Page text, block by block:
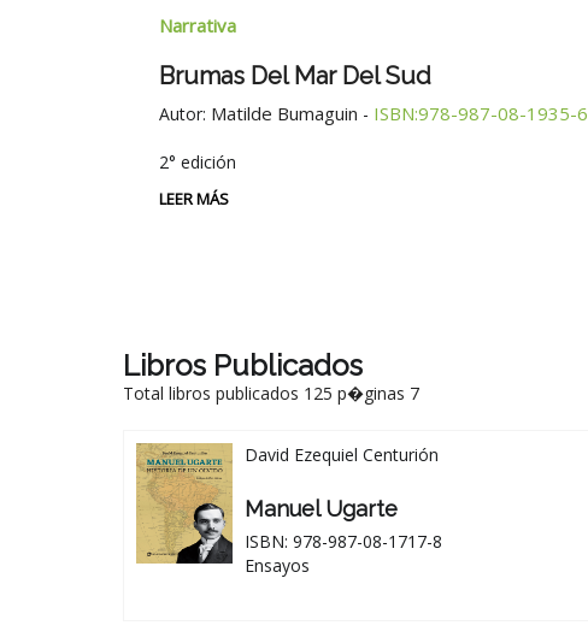
Narrativa
Brumas Del Mar Del Sud
Autor: Matilde Bumaguin - ISBN:978-987-08-1935-6
2° edición
LEER MÁS
Libros Publicados
Total libros publicados 125 p�ginas 7
David Ezequiel Centurión
Manuel Ugarte
ISBN: 978-987-08-1717-8
Ensayos